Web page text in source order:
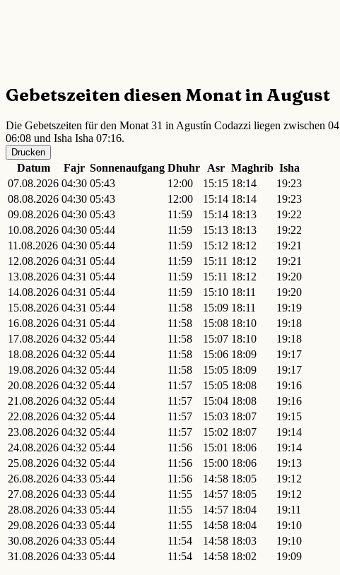
Gebetszeiten diesen Monat in August
Die Gebetszeiten für den Monat 31 in Agustín Codazzi liegen zwischen
06:08 und Isha Isha 07:16.
Drucken
Datum Fajr Sonnenaufgang Dhuhr Asr Maghrib Isha
07.08.2026 04:30 05:43 12:00 15:15 18:14
19:23
08.08.2026 04:30 05:43 12:00 15:14 18:14
19:23
09.08.2026 04:30 05:43 11:59 15:14 18:13
19:22
10.08.2026 04:30 05:44 11:59 15:13 18:13
19:22
11.08.2026 04:30 05:44 11:59 15:12 18:12
19:21
12.08.2026 04:31 05:44 11:59 15:11 18:12
19:21
13.08.2026 04:31 05:44 11:59 15:11 18:12
19:20
14.08.2026 04:31 05:44 11:59 15:10 18:11
19:20
15.08.2026 04:31 05:44 11:58 15:09 18:11
19:19
16.08.2026 04:31 05:44 11:58 15:08 18:10
19:18
17.08.2026 04:32 05:44 11:58 15:07 18:10
19:18
18.08.2026 04:32 05:44 11:58 15:06 18:09
19:17
19.08.2026 04:32 05:44 11:58 15:05 18:09
19:17
20.08.2026 04:32 05:44 11:57 15:05 18:08
19:16
21.08.2026 04:32 05:44 11:57 15:04 18:08
19:16
22.08.2026 04:32 05:44 11:57 15:03 18:07
19:15
23.08.2026 04:32 05:44 11:57 15:02 18:07
19:14
24.08.2026 04:32 05:44 11:56 15:01 18:06
19:14
25.08.2026 04:32 05:44 11:56 15:00 18:06
19:13
26.08.2026 04:33 05:44 11:56 14:58 18:05
19:12
27.08.2026 04:33 05:44 11:55 14:57 18:05
19:12
28.08.2026 04:33 05:44 11:55 14:57 18:04
19:11
29.08.2026 04:33 05:44 11:55 14:58 18:04
19:10
30.08.2026 04:33 05:44 11:54 14:58 18:03
19:10
31.08.2026 04:33 05:44 11:54 14:58 18:02 19:09